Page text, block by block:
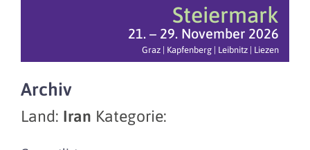
Steiermark
21. – 29. November 2026
Graz | Kapfenberg | Leibnitz | Liezen
Archiv
Land: Iran Kategorie: